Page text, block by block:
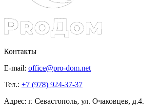
Контакты
E-mail: office@pro-dom.net
Тел.: +7 (978) 924-37-37
Адрес: г. Севастополь, ул. Очаковцев, д.4.